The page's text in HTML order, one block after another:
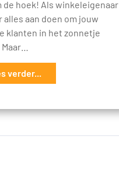
de hoek! Als winkeleigenaar
alles aan doen om jouw
klanten in het zonnetje
verder...